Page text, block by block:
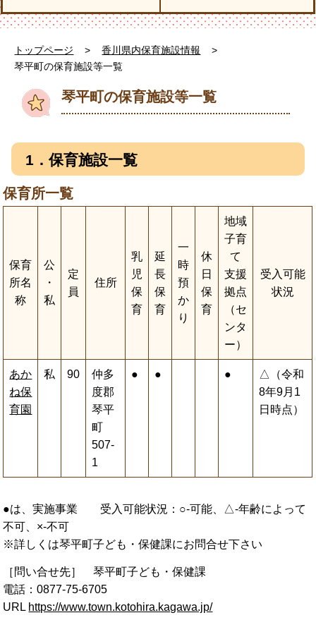
トップページ > 香川県内保育施設情報
>
琴平町の保育施設等一覧
琴平町の保育施設等一覧
1．保育施設一覧
保育所一覧
保育
所名
称
公
・
私
定
員
住所
乳
児
保
育
延
長
保
育
一
時
預
か
り
休
日
保
育
地域
子育
て
支援
拠点
（セ
ンタ
ー）
受入可能
状況
あか
ね保
育園
私 90
仲多
度郡
琴平
町
507-
1
● ● ●
△（令和
8年9月1
日時点）
●は、実施事業 受入可能状況：○-可能、△-年齢によって
不可、×-不可
※詳しくは琴平町子ども・保健課にお問合せ下さい
［問い合せ先］ 琴平町子ども・保健課
電話：0877-75-6705
URL https://www.town.kotohira.kagawa.jp/